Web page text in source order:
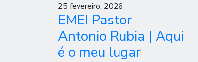
25 fevereiro, 2026
EMEI Pastor
Antonio Rubia | Aqui
é o meu lugar